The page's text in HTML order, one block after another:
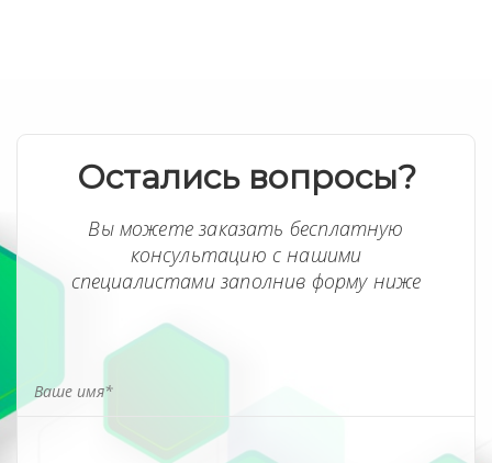
Остались вопросы?
Вы можете заказать бесплатную
консультацию с нашими
специалистами заполнив форму ниже